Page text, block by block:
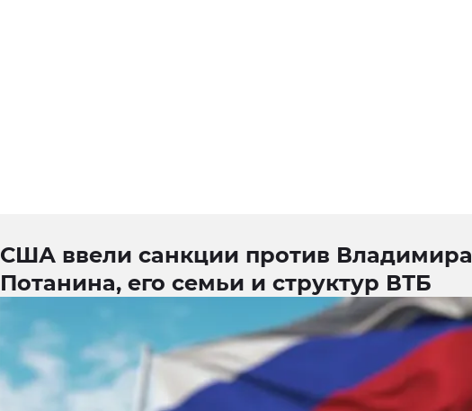
США ввели санкции против Владимира
Потанина, его семьи и структур ВТБ